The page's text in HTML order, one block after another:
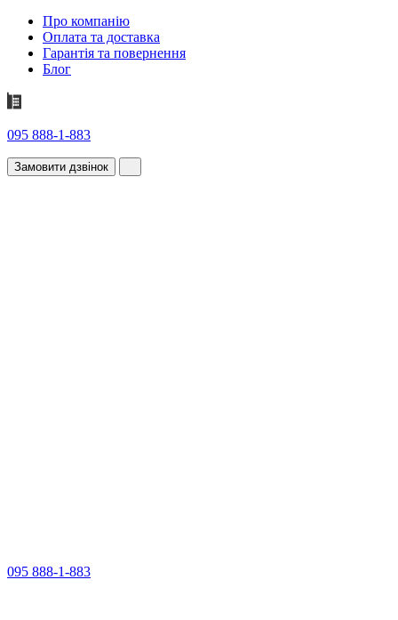
Про компанію
Оплата та доставка
Гарантія та повернення
Блог
095 888-1-883
Замовити дзвінок
095 888-1-883